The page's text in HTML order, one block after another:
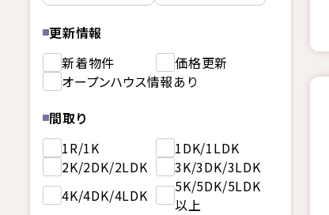
更新情報
新着物件
価格更新
オープンハウス情報あり
間取り
1R/1K
1DK/1LDK
2K/2DK/2LDK
3K/3DK/3LDK
4K/4DK/4LDK
5K/5DK/5LDK
以上